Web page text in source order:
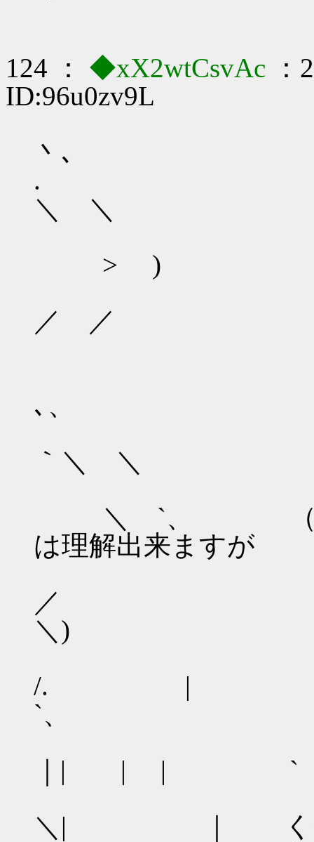
124 ： ◆xX2wtCsvAc
ID:96u0zv9L
丶､
.
＼ ＼
> )
／ ／
､、
｀＼ ＼ ／
＼ `、 （
は理解出来ますが
／ `
＼)
/. |
`、 時間が
｜| | | `
＼| ｜ く<